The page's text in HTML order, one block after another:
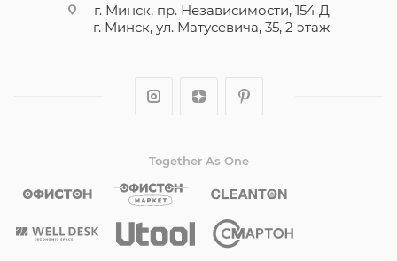
г. Минск, пр. Независимости, 154 Д
г. Минск, ул. Матусевича, 35, 2 этаж
Together As One